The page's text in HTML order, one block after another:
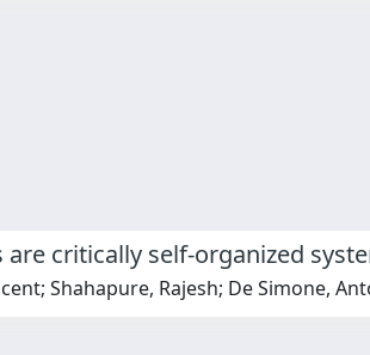
critically self-organized
Shahapure, Rajesh; De Simone,